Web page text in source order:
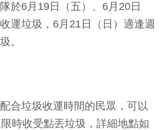
於6月19日（五）、6月20日
運垃圾，6月21日（日）適逢週
。
合垃圾收運時間的民眾，可以
時收受點丟垃圾，詳細地點如